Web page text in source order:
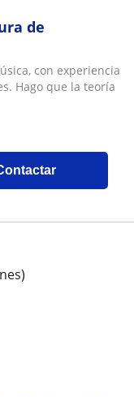
de
con experiencia
Hago que la teoría